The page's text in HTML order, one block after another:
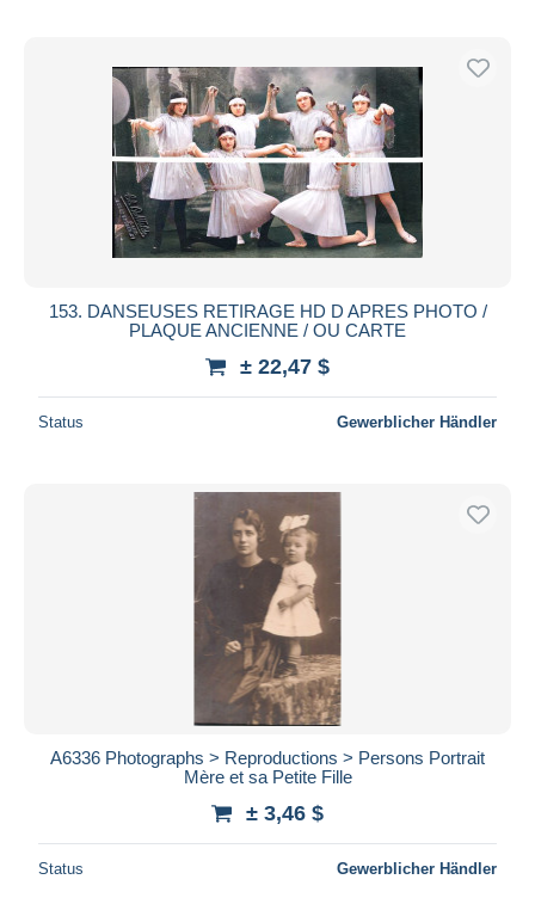
153. DANSEUSES RETIRAGE HD D APRES PHOTO /
PLAQUE ANCIENNE / OU CARTE
± 22,47 $
Status Gewerblicher Händler
A6336 Photographs > Reproductions > Persons Portrait
Mère et sa Petite Fille
± 3,46 $
Status Gewerblicher Händler